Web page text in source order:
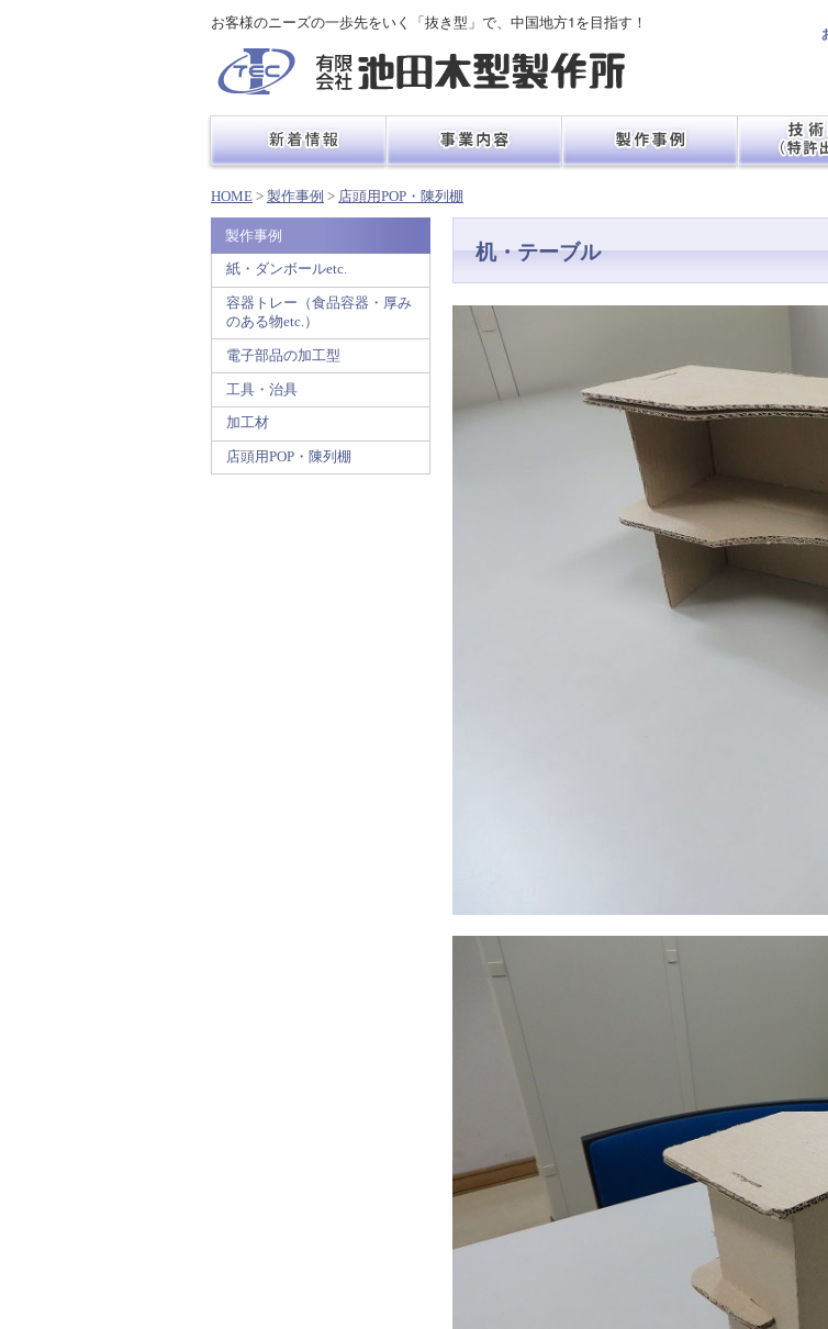
お客様のニーズの一歩先をいく「抜き型」で、中国地方1を目指す！
HOME > 製作事例 > 店頭用POP・陳列棚
机・テーブル
製作事例
紙・ダンボールetc.
容器トレー（食品容器・厚み
のある物etc.）
電子部品の加工型
工具・治具
加工材
店頭用POP・陳列棚